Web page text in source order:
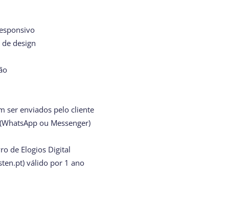
design
ser enviados pelo cliente
ou Messenger)
de Elogios Digital
válido por 1 ano